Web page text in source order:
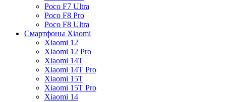
Poco F7 Ultra
Poco F8 Pro
Poco F8 Ultra
Смартфоны Xiaomi
Xiaomi 12
Xiaomi 12 Pro
Xiaomi 14T
Xiaomi 14T Pro
Xiaomi 15T
Xiaomi 15T Pro
Xiaomi 14